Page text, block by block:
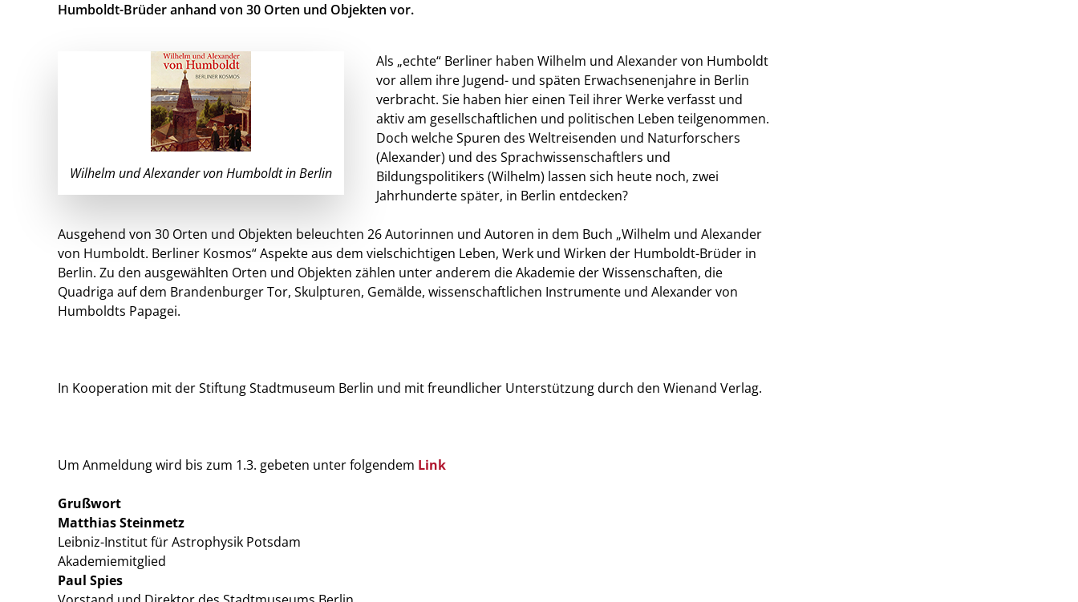
Humboldt-Brüder anhand von 30 Orten und Objekten vor.
Wilhelm und Alexander von Humboldt in Berlin
Als „echte“ Berliner haben Wilhelm und Alexander von Humboldt
vor allem ihre Jugend- und späten Erwachsenenjahre in Berlin
verbracht. Sie haben hier einen Teil ihrer Werke verfasst und
aktiv am gesellschaftlichen und politischen Leben teilgenommen.
Doch welche Spuren des Weltreisenden und Naturforschers
(Alexander) und des Sprachwissenschaftlers und
Bildungspolitikers (Wilhelm) lassen sich heute noch, zwei
Jahrhunderte später, in Berlin entdecken?
Ausgehend von 30 Orten und Objekten beleuchten 26 Autorinnen und Autoren in dem Buch „Wilhelm und Alexander
von Humboldt. Berliner Kosmos“ Aspekte aus dem vielschichtigen Leben, Werk und Wirken der Humboldt-Brüder in
Berlin. Zu den ausgewählten Orten und Objekten zählen unter anderem die Akademie der Wissenschaften, die
Quadriga auf dem Brandenburger Tor, Skulpturen, Gemälde, wissenschaftlichen Instrumente und Alexander von
Humboldts Papagei.
In Kooperation mit der Stiftung Stadtmuseum Berlin und mit freundlicher Unterstützung durch den Wienand Verlag.
Um Anmeldung wird bis zum 1.3. gebeten unter folgendem Link
Grußwort
Matthias Steinmetz
Leibniz-Institut für Astrophysik Potsdam
Akademiemitglied
Paul Spies